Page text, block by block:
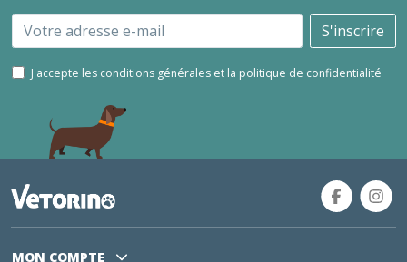
Email S'inscrire
J'accepte les conditions générales et la politique de confidentialité
MON COMPTE